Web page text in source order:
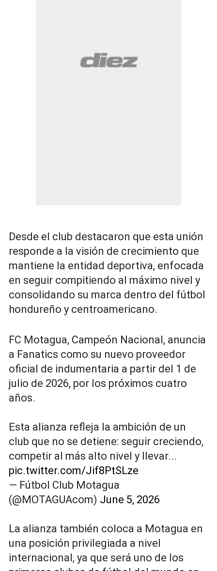
Desde el club destacaron que esta unión
responde a la visión de crecimiento que
mantiene la entidad deportiva, enfocada
en seguir compitiendo al máximo nivel y
consolidando su marca dentro del fútbol
hondureño y centroamericano.
FC Motagua, Campeón Nacional, anuncia
a Fanatics como su nuevo proveedor
oficial de indumentaria a partir del 1 de
julio de 2026, por los próximos cuatro
años.
Esta alianza refleja la ambición de un
club que no se detiene: seguir creciendo,
competir al más alto nivel y llevar...
pic.twitter.com/Jif8PtSLze
— Fútbol Club Motagua
(@MOTAGUAcom) June 5, 2026
La alianza también coloca a Motagua en
una posición privilegiada a nivel
internacional, ya que será uno de los